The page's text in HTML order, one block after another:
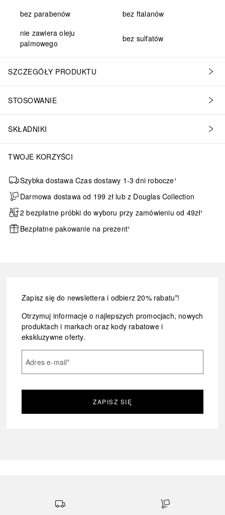
bez parabenów
bez ftalanów
nie zawiera oleju
palmowego
bez sulfatów
SZCZEGÓŁY PRODUKTU
STOSOWANIE
SKŁADNIKI
TWOJE KORZYŚCI
Szybka dostawa Czas dostawy 1-3 dni robocze¹
Darmowa dostawa od 199 zł lub z Douglas Collection
2 bezpłatne próbki do wyboru przy zamówieniu od 49zł¹
Bezpłatne pakowanie na prezent¹
Zapisz się do newslettera i odbierz 20% rabatu*!
Otrzymuj informacje o najlepszych promocjach, nowych
produktach i markach oraz kody rabatowe i
ekskluzywne oferty.
Adres e-mail*
ZAPISZ SIĘ